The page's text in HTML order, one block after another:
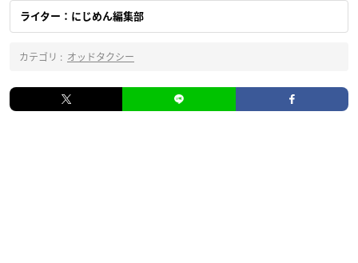
ライター：にじめん編集部
カテゴリ : オッドタクシー